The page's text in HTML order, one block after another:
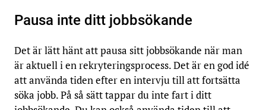
Pausa inte ditt jobbsökande
Det är lätt hänt att pausa sitt jobbsökande när man
är aktuell i en rekryteringsprocess. Det är en god idé
att använda tiden efter en intervju till att fortsätta
söka jobb. På så sätt tappar du inte fart i ditt